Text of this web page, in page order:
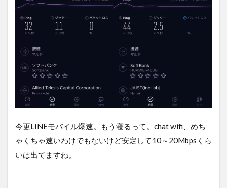
今更LINEモバイル爆速。もう寝るって。chat wifi、めち
ゃくちゃ速いわけでもないけど安定して10～20Mbpsくら
いは出てますね。